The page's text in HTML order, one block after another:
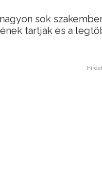
sok
tartják és a